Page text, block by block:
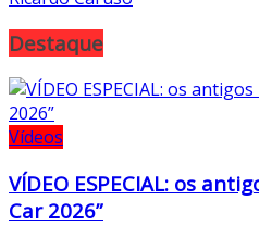
Destaque
Vídeos
VÍDEO ESPECIAL: os
Car 2026”